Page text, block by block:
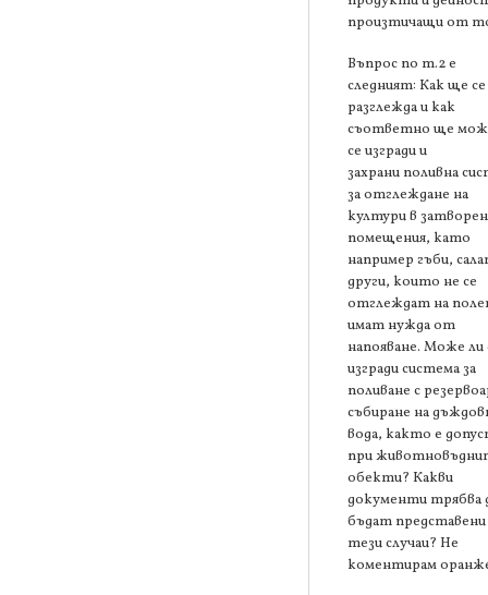
произтичащи от
Въпрос по т.2 е
следният: Как ще се
разглежда и как
съответно ще
се изгради и
захрани поливна
за отглеждане на
култури в
помещения, като
например гъби,
други, които не се
отглеждат на
имат нужда от
напояване. Може ли
изгради система за
поливане с
събиране на
вода, както е
при
обекти? Какви
документи трябва
бъдат представени
тези случаи? Не
коментирам